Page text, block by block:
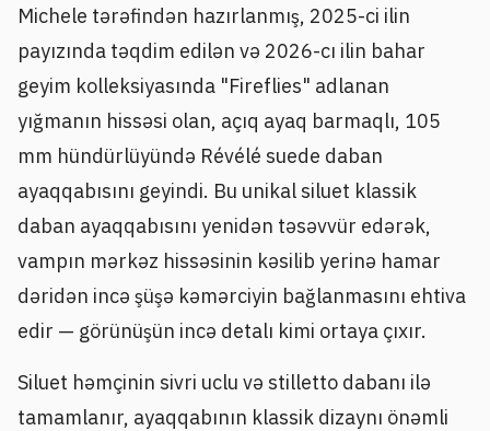
Michele tərəfindən hazırlanmış, 2025-ci ilin
payızında təqdim edilən və 2026-cı ilin bahar
geyim kolleksiyasında "Fireflies" adlanan
yığmanın hissəsi olan, açıq ayaq barmaqlı, 105
mm hündürlüyündə Révélé suede daban
ayaqqabısını geyindi. Bu unikal siluet klassik
daban ayaqqabısını yenidən təsəvvür edərək,
vampın mərkəz hissəsinin kəsilib yerinə hamar
dəridən incə şüşə kəmərciyin bağlanmasını ehtiva
edir — görünüşün incə detalı kimi ortaya çıxır.
Siluet həmçinin sivri uclu və stilletto dabanı ilə
tamamlanır, ayaqqabının klassik dizaynı önəmli